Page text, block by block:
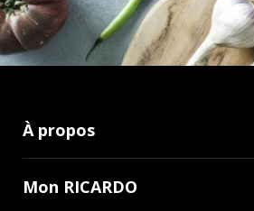
À propos
Mon RICARDO